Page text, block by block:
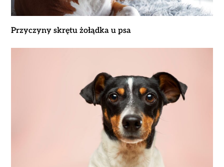
Przyczyny skrętu żołądka u psa